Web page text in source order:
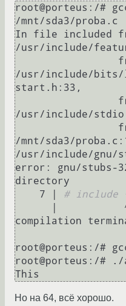
root@porteus:/#
/mnt/sda3/proba.c
In file included
/usr/include/
/usr/include/bits/
start.h:33,
/usr/include/
/mnt/sda3/
/usr/include/gnu/
error: gnu/stubs-
directory
    7 |
# include
compilation
root@porteus:/#
root@porteus:/#
Но на 64, всё хорошо.